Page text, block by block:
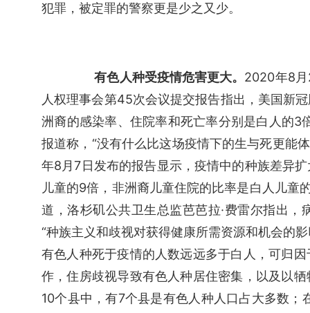
犯罪，被定罪的警察更是少之又少。
有色人种受疫情危害更大。 2020年8月
人权理事会第45次会议提交报告指出，美国新
洲裔的感染率、住院率和死亡率分别是白人的
报道称，“没有什么比这场疫情下的生与死更能
年8月7日发布的报告显示，疫情中的种族差异
儿童的9倍，非洲裔儿童住院的比率是白人儿
道，洛杉矶公共卫生总监芭芭拉·费雷尔指出
“种族主义和歧视对获得健康所需资源和机会的
有色人种死于疫情的人数远远多于白人，可归
作，住房歧视导致有色人种居住密集，以及以
10个县中，有7个县是有色人种人口占大多数